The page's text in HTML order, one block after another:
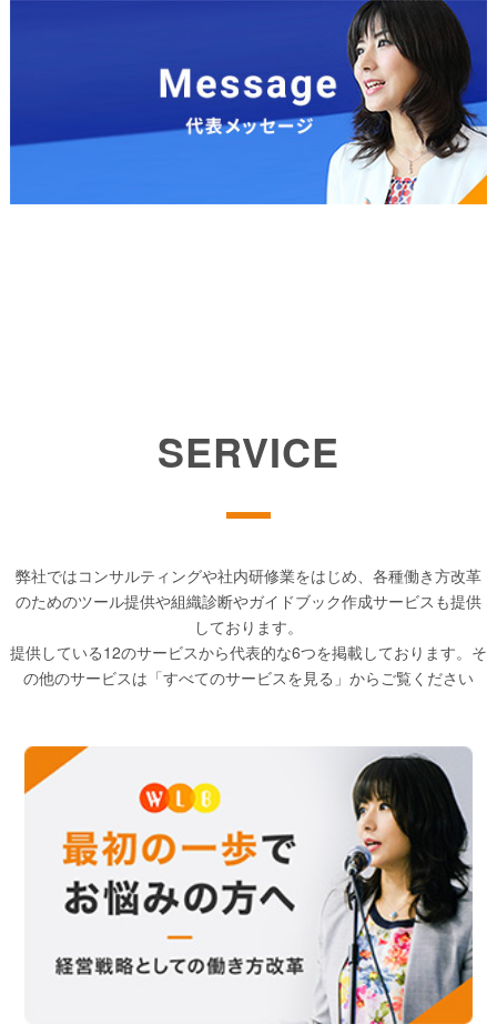
SERVICE
弊社ではコンサルティングや社内研修業をはじめ、各種働き方改革
のためのツール提供や組織診断やガイドブック作成サービスも提供
しております。
提供している12のサービスから代表的な6つを掲載しております。そ
の他のサービスは「すべてのサービスを見る」からご覧ください